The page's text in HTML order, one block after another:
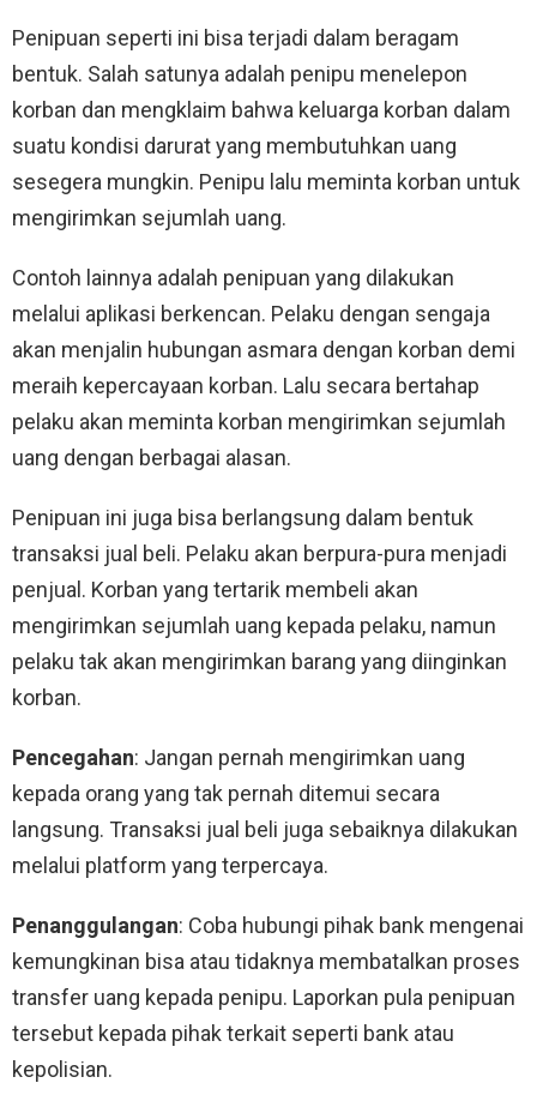
Penipuan seperti ini bisa terjadi dalam beragam
bentuk. Salah satunya adalah penipu menelepon
korban dan mengklaim bahwa keluarga korban dalam
suatu kondisi darurat yang membutuhkan uang
sesegera mungkin. Penipu lalu meminta korban untuk
mengirimkan sejumlah uang.
Contoh lainnya adalah penipuan yang dilakukan
melalui aplikasi berkencan. Pelaku dengan sengaja
akan menjalin hubungan asmara dengan korban demi
meraih kepercayaan korban. Lalu secara bertahap
pelaku akan meminta korban mengirimkan sejumlah
uang dengan berbagai alasan.
Penipuan ini juga bisa berlangsung dalam bentuk
transaksi jual beli. Pelaku akan berpura-pura menjadi
penjual. Korban yang tertarik membeli akan
mengirimkan sejumlah uang kepada pelaku, namun
pelaku tak akan mengirimkan barang yang diinginkan
korban.
Pencegahan: Jangan pernah mengirimkan uang
kepada orang yang tak pernah ditemui secara
langsung. Transaksi jual beli juga sebaiknya dilakukan
melalui platform yang terpercaya.
Penanggulangan: Coba hubungi pihak bank mengenai
kemungkinan bisa atau tidaknya membatalkan proses
transfer uang kepada penipu. Laporkan pula penipuan
tersebut kepada pihak terkait seperti bank atau
kepolisian.